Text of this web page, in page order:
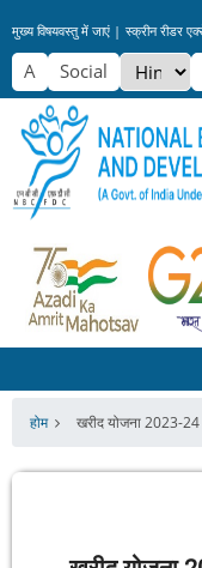
to
main
content
मुख्य विषयवस्तु में जाएं | स्क्रीन रीडर
Select
your
language
होम खरीद योजना 2023-24